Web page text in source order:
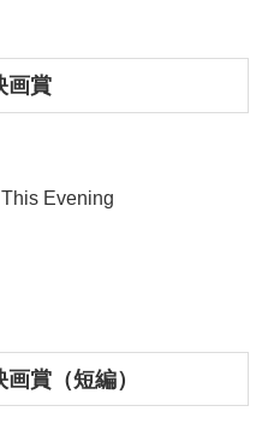
画賞
Evening
賞（短編）